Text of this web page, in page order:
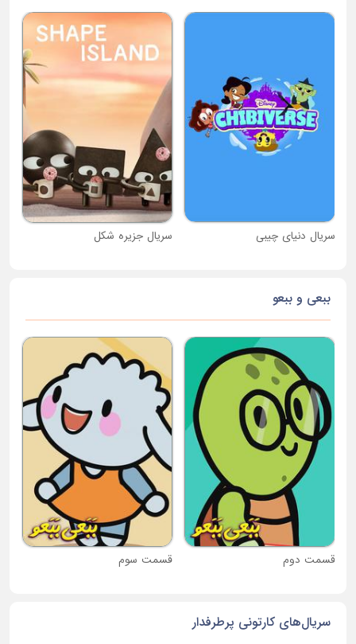
سریال دنیای چیبی سریال جزیره شکل
ببعی و ببعو
قسمت دوم قسمت سوم
سریال‌های کارتونی پرطرفدار